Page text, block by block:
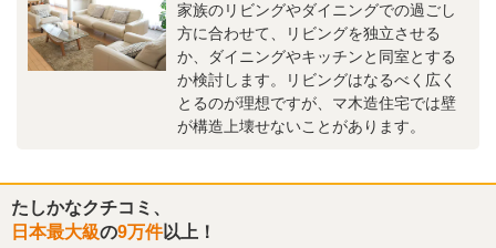
家族のリビングやダイニングでの過ごし
方に合わせて、リビングを独立させる
か、ダイニングやキッチンと同室とする
か検討します。リビングはなるべく広く
とるのが理想ですが、マ木造住宅では壁
が構造上壊せないことがあります。
たしかなクチコミ、
日本最大級の9万件以上！